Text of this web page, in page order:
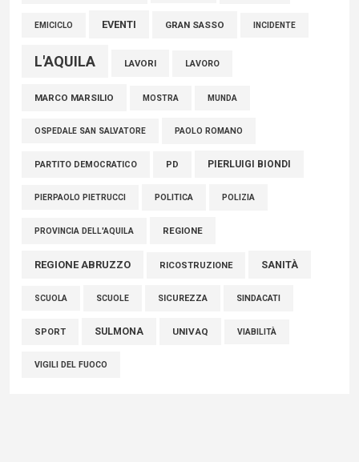
EMICICLO EVENTI GRAN SASSO INCIDENTE
L'AQUILA LAVORI LAVORO
MARCO MARSILIO MOSTRA MUNDA
OSPEDALE SAN SALVATORE PAOLO ROMANO
PARTITO DEMOCRATICO PD PIERLUIGI BIONDI
PIERPAOLO PIETRUCCI POLITICA POLIZIA
PROVINCIA DELL'AQUILA REGIONE
REGIONE ABRUZZO RICOSTRUZIONE SANITÀ
SCUOLA SCUOLE SICUREZZA SINDACATI
SPORT SULMONA UNIVAQ VIABILITÀ
VIGILI DEL FUOCO